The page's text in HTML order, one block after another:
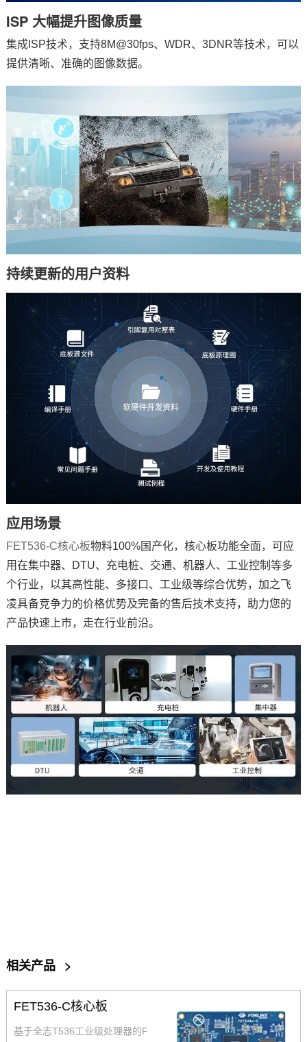
ISP 大幅提升图像质量
集成ISP技术，支持8M@30fps、WDR、3DNR等技术，可以
提供清晰、准确的图像数据。
持续更新的用户资料
应用场景
FET536-C核心板物料100%国产化，核心板功能全面，可应
用在集中器、DTU、充电桩、交通、机器人、工业控制等多
个行业，以其高性能、多接口、工业级等综合优势，加之飞
凌具备竞争力的价格优势及完备的售后技术支持，助力您的
产品快速上市，走在行业前沿。
相关产品 >
FET536-C核心板
基于全志T536工业级处理器的F